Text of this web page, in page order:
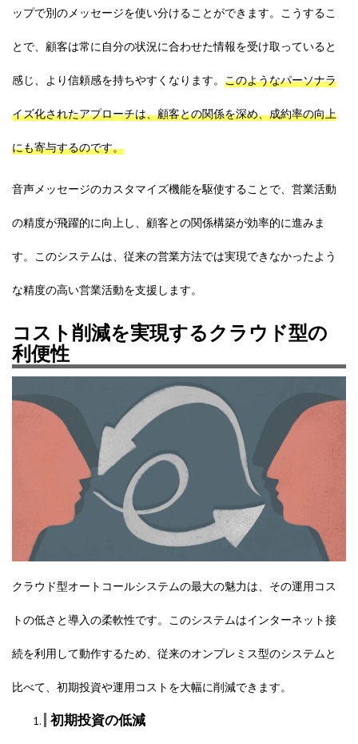
ップで別のメッセージを使い分けることができます。こうするこ
とで、顧客は常に自分の状況に合わせた情報を受け取っていると
感じ、より信頼感を持ちやすくなります。 このようなパーソナラ
イズ化されたアプローチは、顧客との関係を深め、成約率の向上
にも寄与するのです。
音声メッセージのカスタマイズ機能を駆使することで、営業活動
の精度が飛躍的に向上し、顧客との関係構築が効率的に進みま
す。このシステムは、従来の営業方法では実現できなかったよう
な精度の高い営業活動を支援します。
コスト削減を実現するクラウド型の
利便性
クラウド型オートコールシステムの最大の魅力は、その運用コス
トの低さと導入の柔軟性です。このシステムはインターネット接
続を利用して動作するため、従来のオンプレミス型のシステムと
比べて、初期投資や運用コストを大幅に削減できます。
初期投資の低減